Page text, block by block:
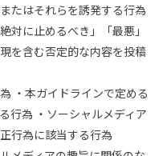
たはそれらを誘発する⾏為
対に⽌めるべき」「最悪」
を含む否定的な内容を投稿
・本ガイドラインで定める
⾏為 ・ソーシャルメディア
⾏為に該当する⾏為